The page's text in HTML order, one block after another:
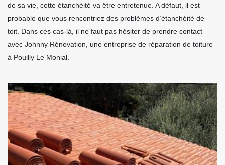
de sa vie, cette étanchéité va être entretenue. A défaut, il est
probable que vous rencontriez des problèmes d’étanchéité de
toit. Dans ces cas-là, il ne faut pas hésiter de prendre contact
avec Johnny Rénovation, une entreprise de réparation de toiture
à Pouilly Le Monial.